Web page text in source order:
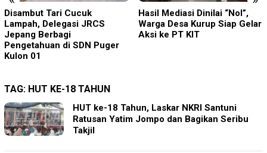
Hasil Mediasi Dinilai “Nol”,
Warga Desa Kurup Siap Gelar
Aksi ke PT KIT
Pisowanan Ageng Hari Jadi
ke-702 Kabupaten Blitar,
Bupati Rijanto Tegaskan
TAG: HUT KE-18 TAHUN
HUT ke-18 Tahun, Laskar NKRI Santuni
Ratusan Yatim Jompo dan Bagikan Seribu
Takjil